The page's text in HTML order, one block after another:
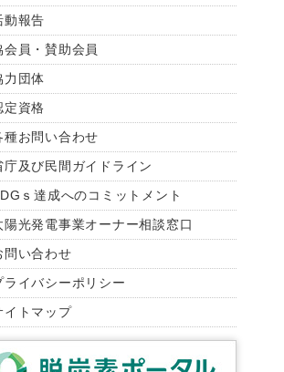
動報告
会員・賛助会員
力団体
定資格
種お問い合わせ
庁及び民間ガイドライン
ｓ達成へのコミットメント
陽光発電事業オーナー相談窓口
問い合わせ
ライバシーポリシー
イトマップ